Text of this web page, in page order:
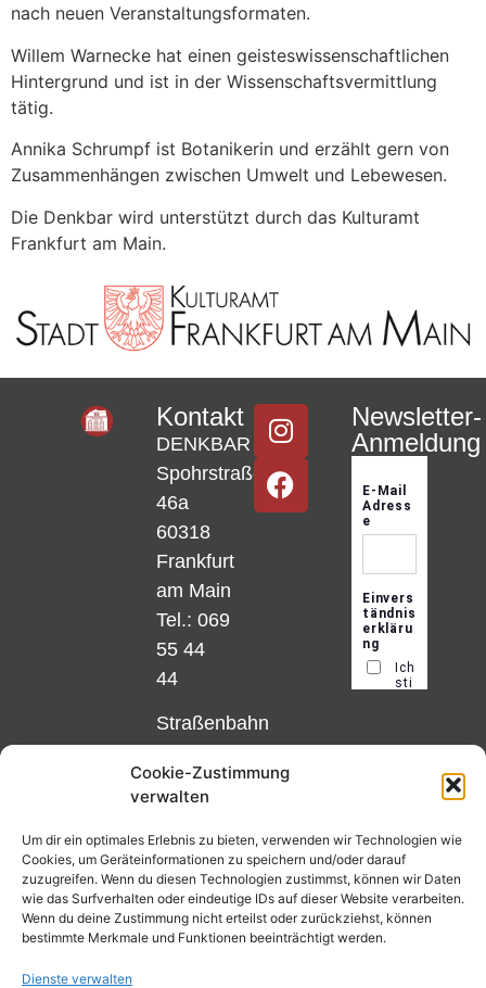
Cookie-Zustimmung
verwalten
Um dir ein optimales Erlebnis zu bieten, verwenden wir Technologien wie
Cookies, um Geräteinformationen zu speichern und/oder darauf
zuzugreifen. Wenn du diesen Technologien zustimmst, können wir Daten
wie das Surfverhalten oder eindeutige IDs auf dieser Website verarbeiten.
Wenn du deine Zustimmung nicht erteilst oder zurückziehst, können
bestimmte Merkmale und Funktionen beeinträchtigt werden.
Dienste verwalten
nach neuen Veranstaltungsformaten.
Willem Warnecke hat einen geisteswissenschaftlichen
Hintergrund und ist in der Wissenschaftsvermittlung
tätig.
Annika Schrumpf ist Botanikerin und erzählt gern von
Zusammenhängen zwischen Umwelt und Lebewesen.
Die Denkbar wird unterstützt durch das Kulturamt
Frankfurt am Main.
Kontakt
DENKBAR
Spohrstraße
46a
60318
Frankfurt
am Main
Tel.: 069
55 44
44
Straßenbahn
und 12,
Matthias-
Beltz-
Platz
oder
Newsletter-
Anmeldung